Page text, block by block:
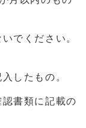
でください。
したもの。
書類に記載の